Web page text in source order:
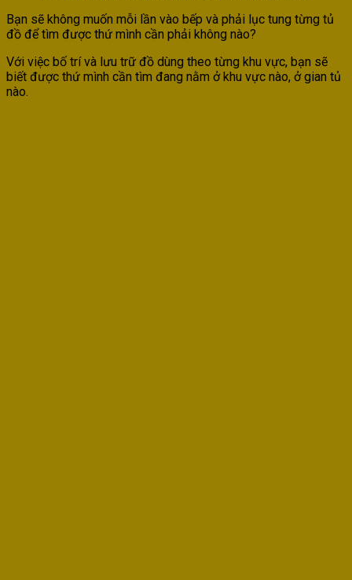
Bạn sẽ không muốn mỗi lần vào bếp và phải lục tung từng tủ
đồ để tìm được thứ mình cần phải không nào?
Với việc bố trí và lưu trữ đồ dùng theo từng khu vực, bạn sẽ
biết được thứ mình cần tìm đang nằm ở khu vực nào, ở gian tủ
nào.